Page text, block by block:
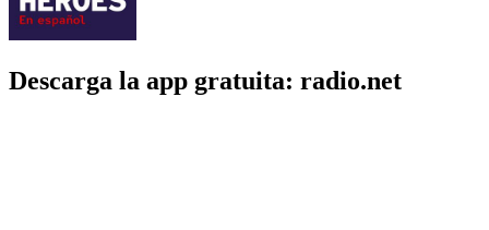
Descarga la app gratuita: radio.net